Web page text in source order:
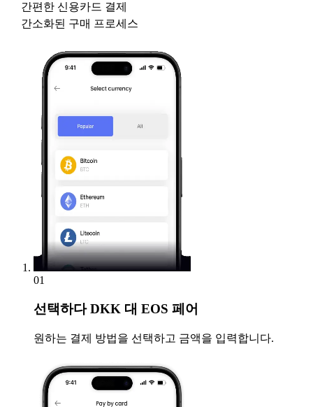
간편한 신용카드 결제
간소화된 구매 프로세스
01
선택하다DKK 대 EOS 페어
원하는 결제 방법을 선택하고 금액을 입력합니다.